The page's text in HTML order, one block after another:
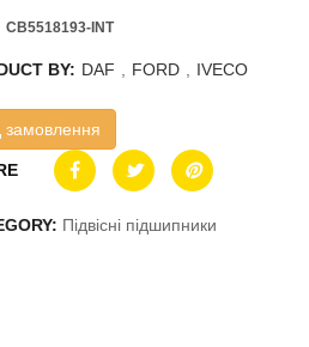
CB5518193-INT
BY: DAF FORD IVECO
замовлення
Підвісні підшипники